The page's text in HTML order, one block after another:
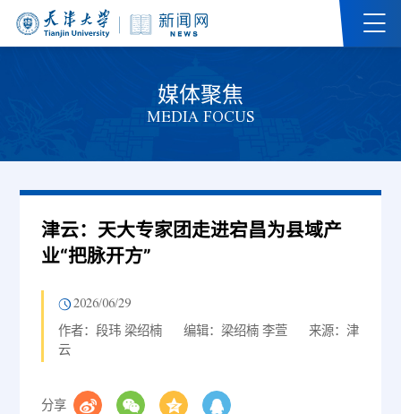
媒体聚焦
MEDIA FOCUS
津云：天大专家团走进宕昌为县域产
业“把脉开方”
2026/06/29
作者：段玮 梁绍楠 编辑：梁绍楠 李萱
来源：津
云
分享